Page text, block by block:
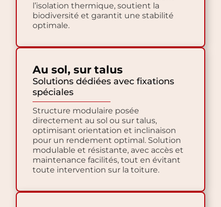
l’isolation thermique, soutient la
biodiversité et garantit une stabilité
optimale.
Au sol, sur talus
Solutions dédiées avec fixations
spéciales
Structure modulaire posée
directement au sol ou sur talus,
optimisant orientation et inclinaison
pour un rendement optimal. Solution
modulable et résistante, avec accès et
maintenance facilités, tout en évitant
toute intervention sur la toiture.